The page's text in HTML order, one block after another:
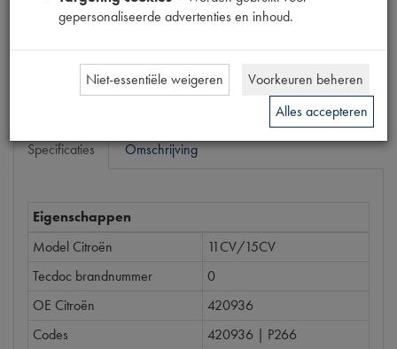
Dit product kan op dit moment niet besteld worden
Mail ons
Specificaties Omschrijving
Eigenschappen
Model Citroën
11CV/15CV
Tecdoc brandnummer
0
OE Citroën
420936
Codes
420936 | P266
gepersonaliseerde advertenties en inhoud.
Niet-essentiële weigeren
Voorkeuren beheren
Alles accepteren